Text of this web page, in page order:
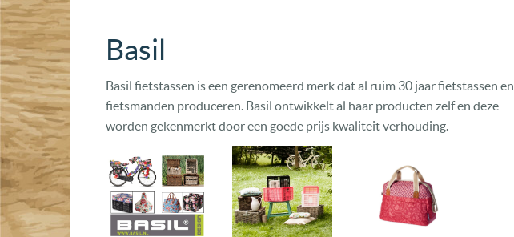
Basil
Basil fietstassen is een gerenomeerd merk dat al ruim 30 jaar fietstassen en
fietsmanden produceren. Basil ontwikkelt al haar producten zelf en deze
worden gekenmerkt door een goede prijs kwaliteit verhouding.